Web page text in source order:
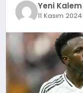
TEKNOLOJİ
SAĞLIK
MAGAZİN
EĞİTİM
Yeni Kalem
11 Kasım 2024